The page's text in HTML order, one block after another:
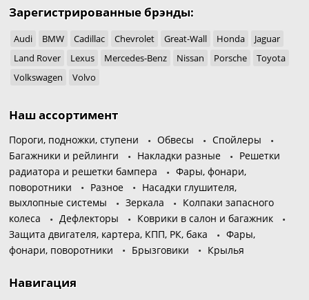
Зарегистрированные брэнды:
Audi BMW Cadillac Chevrolet Great-Wall Honda
Jaguar
Land Rover
Lexus Mercedes-Benz Nissan Porsche
Toyota
Volkswagen
Volvo
Наш ассортимент
Пороги, подножки, ступени Обвесы
Спойлеры
Багажники и рейлинги
Накладки разные
Решетки
радиатора и решетки бампера
Фары, фонари,
поворотники
Разное
Насадки глушителя,
выхлопные системы
Зеркала
Колпаки запасного
колеса
Дефлекторы
Коврики в салон и багажник
Защита двигателя, картера, КПП, РК, бака
Фары,
фонари, поворотники
Брызговики Крылья
Навигация